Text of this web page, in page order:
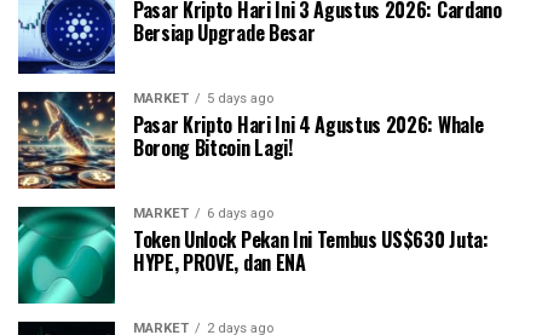
Pasar Kripto Hari Ini 3 Agustus 2026: Cardano
Bersiap Upgrade Besar
MARKET 5 days ago
Pasar Kripto Hari Ini 4 Agustus 2026: Whale
Borong Bitcoin Lagi!
MARKET 6 days ago
Token Unlock Pekan Ini Tembus US$630 Juta:
HYPE, PROVE, dan ENA
MARKET 2 days ago